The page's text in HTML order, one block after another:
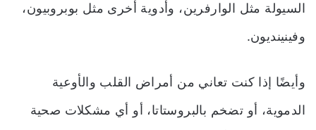
السيولة مثل الوارفرين، وأدوية أخرى مثل بوبروبيون،
وفينينديون.
وأيضًا إذا كنت تعاني من أمراض القلب والأوعية
الدموية، أو تضخم بالبروستاتا، أو أي مشكلات صحية